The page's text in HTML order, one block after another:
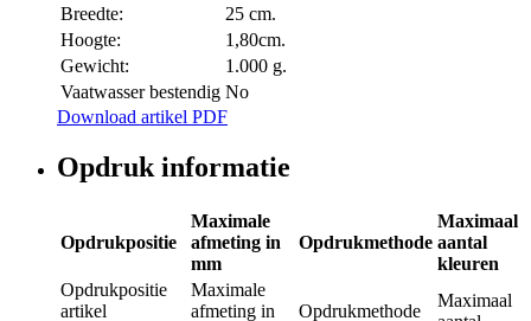
Breedte:
25 cm.
Hoogte:
1,80cm.
Gewicht:
1.000 g.
Vaatwasser bestendig No
Download artikel PDF
Opdruk informatie
Opdrukpositie
Maximale
afmeting in
mm
Opdrukmethode
Maximaal
aantal
kleuren
Opdrukpositie
artikel
Maximale
afmeting in
Opdrukmethode
Maximaal